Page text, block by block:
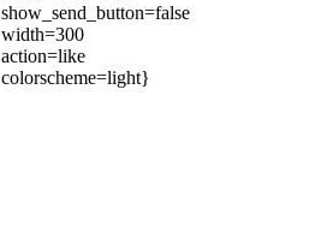
show_send_button=false
width=300
action=like
colorscheme=light}